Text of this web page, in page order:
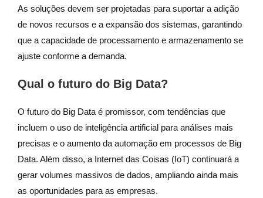
As soluções devem ser projetadas para suportar a adição
de novos recursos e a expansão dos sistemas, garantindo
que a capacidade de processamento e armazenamento se
ajuste conforme a demanda.
Qual o futuro do Big Data?
O futuro do Big Data é promissor, com tendências que
incluem o uso de inteligência artificial para análises mais
precisas e o aumento da automação em processos de Big
Data. Além disso, a Internet das Coisas (IoT) continuará a
gerar volumes massivos de dados, ampliando ainda mais
as oportunidades para as empresas.